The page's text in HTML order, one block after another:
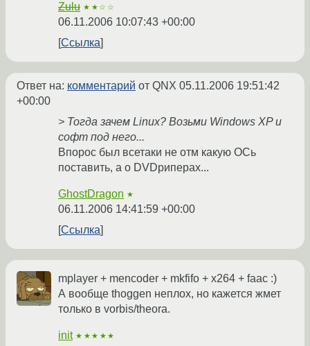
Zulu ★★☆☆
06.11.2006 10:07:43 +00:00
Ссылка
Ответ на: комментарий от QNX 05.11.2006 19:51:42
+00:00
> Тогда зачем Linux? Возьми Windows XP и
софт под него...
Впорос был всетаки не отм какую ОСь
поставить, а о DVDриперах...
GhostDragon ★
06.11.2006 14:41:59 +00:00
Ссылка
mplayer + mencoder + mkfifo + x264 + faac :)
А вообще thoggen неплох, но кажется жмет
только в vorbis/theora.
init ★★★★★